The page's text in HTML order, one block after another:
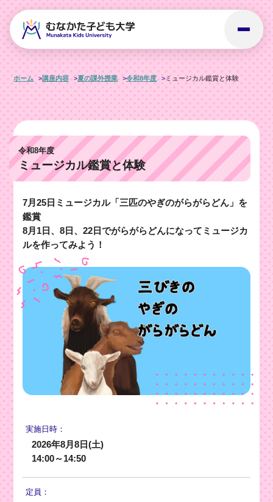
ホーム 講座内容 夏の課外授業 令和8年度 ミュージカル鑑賞と体験
令和8年度
ミュージカル鑑賞と体験
7月25日ミュージカル「三匹のやぎのがらがらどん」を
鑑賞
8月1日、8日、22日でがらがらどんになってミュージカ
ルを作ってみよう！
実施日時：
2026年8月8日(土)
14:00～14:50
定員：